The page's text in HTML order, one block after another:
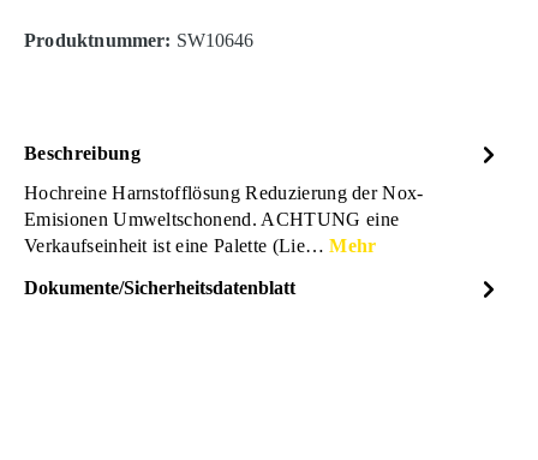
Produktnummer: SW10646
Beschreibung
Hochreine Harnstofflösung Reduzierung der Nox-
Emisionen Umweltschonend. ACHTUNG eine
Verkaufseinheit ist eine Palette (Lie…Mehr
Dokumente/Sicherheitsdatenblatt